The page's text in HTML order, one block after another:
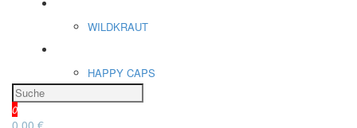
WILDKRAUT
HAPPY CAPS
0